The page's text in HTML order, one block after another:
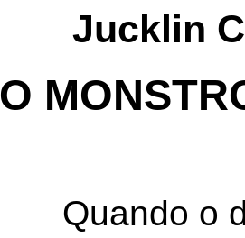
Jucklin
O
Quando o